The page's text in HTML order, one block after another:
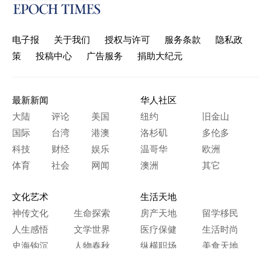
电子报 关于我们 授权与许可 服务条款
隐私政
策
投稿中心 广告服务 捐助大纪元
最新新闻
大陆
评论
美国
国际
台湾
港澳
科技
财经
娱乐
体育
社会 网闻
华人社区
纽约
旧金山
洛杉矶
多伦多
温哥华
欧洲
澳洲
其它
文化艺术
神传文化
生命探索
人生感悟
文学世界
史海钩沉
人物春秋
生活天地
房产天地
留学移民
医疗保健
生活时尚
纵横职场
美食天地